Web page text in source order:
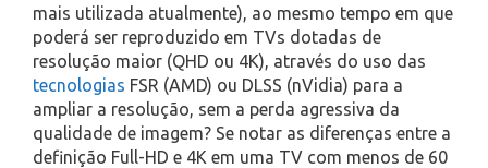
mais utilizada atualmente), ao mesmo tempo em que
poderá ser reproduzido em TVs dotadas de
resolução maior (QHD ou 4K), através do uso das
tecnologias FSR (AMD) ou DLSS (nVidia) para a
ampliar a resolução, sem a perda agressiva da
qualidade de imagem? Se notar as diferenças entre a
definição Full-HD e 4K em uma TV com menos de 60